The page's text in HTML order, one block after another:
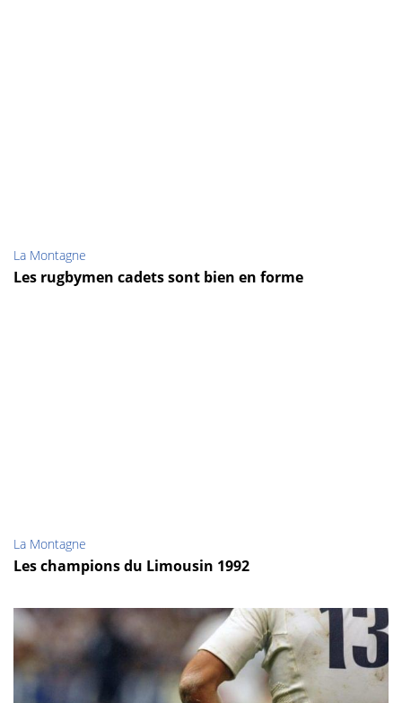
La Montagne
Les rugbymen cadets sont bien en forme
La Montagne
Les champions du Limousin 1992